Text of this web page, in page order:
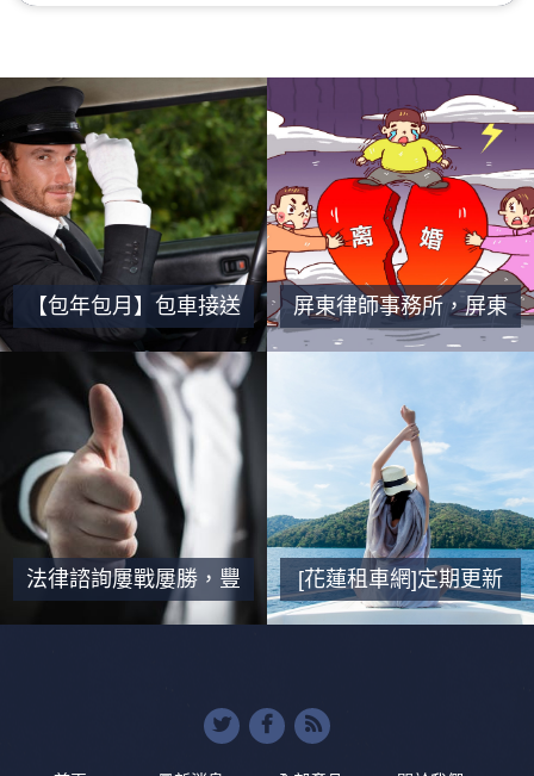
【包年包月】包車接送
服務｜租車手機專線直
撥免諮詢｜依照路線計
費
屏東律師事務所，屏東
法律顧問，屏東法律諮
法律諮詢屢戰屢勝，豐
碩經驗，通過電話提供
[花蓮租車網]定期更新
｜包車旅遊｜A租B還